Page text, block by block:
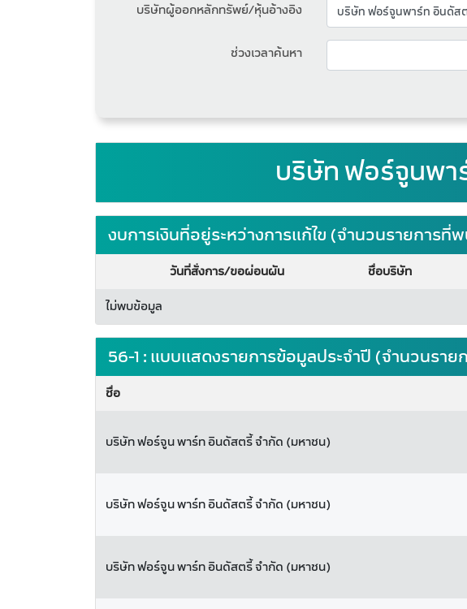
บริษัทผู้ออกหลักทรัพย์/หุ้นอ้างอิง
ช่วงเวลาค้นหา
บริษัท ฟอร์จูนพา
งบการเงินที่อยู่ระหว่างการแก้ไข (จำนวนรายการที่
วันที่สั่งการ/ขอผ่อนผัน ชื่อบริษัท
ไม่พบข้อมูล
56-1 : แบบแสดงรายการข้อมูลประจำปี (จำนวนราย
ชื่อ
บริษัท ฟอร์จูน พาร์ท อินดัสตรี้ จำกัด (มหาชน)
บริษัท ฟอร์จูน พาร์ท อินดัสตรี้ จำกัด (มหาชน)
บริษัท ฟอร์จูน พาร์ท อินดัสตรี้ จำกัด (มหาชน)